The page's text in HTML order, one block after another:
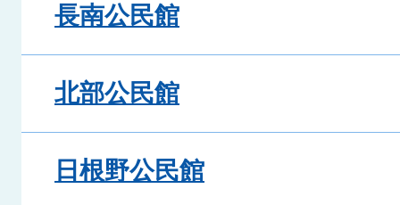
長南公民館
北部公民館
日根野公民館